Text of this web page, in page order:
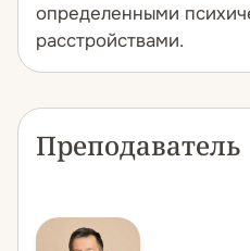
определенными
расстройствами.
Преподаватель